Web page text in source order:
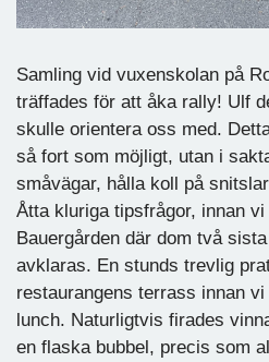
Samling vid vuxenskolan på
träffades för att åka rally! Ulf
skulle orientera oss med.
så fort som möjligt, utan i
småvägar, hålla koll på
Åtta kluriga tipsfrågor, innan
Bauergården där dom två
avklaras. En stunds trevlig
restaurangens terrass innan
lunch. Naturligtvis firades
en flaska bubbel, precis som